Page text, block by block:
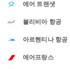
에어 트랜샛
볼리비아 항공
아르헨티나 항공
에어프랑스